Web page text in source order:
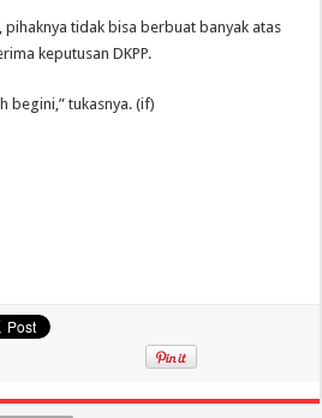
pihaknya tidak bisa berbuat banyak atas
keputusan DKPP.
begini,” tukasnya. (if)